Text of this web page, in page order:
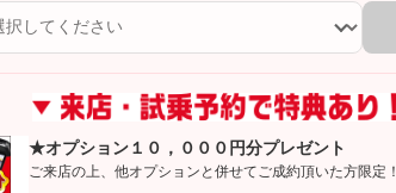
★オプション１０，０００円分プレゼント
ご来店の上、他オプションと併せてご成約頂いた方限定！